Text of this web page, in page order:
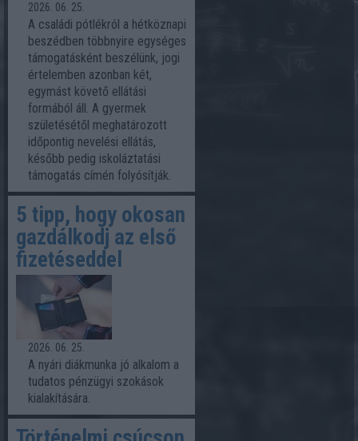
2026. 06. 25.
A családi pótlékról a hétköznapi
beszédben többnyire egységes
támogatásként beszélünk, jogi
értelemben azonban két,
egymást követő ellátási
formából áll. A gyermek
születésétől meghatározott
időpontig nevelési ellátás,
később pedig iskoláztatási
támogatás címén folyósítják.
5 tipp, hogy okosan
gazdálkodj az első
fizetéseddel
2026. 06. 25.
A nyári diákmunka jó alkalom a
tudatos pénzügyi szokások
kialakítására.